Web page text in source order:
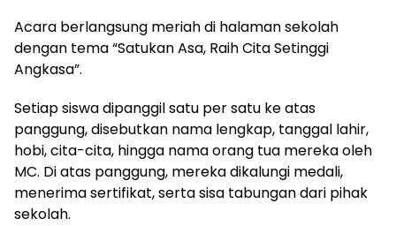
Acara berlangsung meriah di halaman sekolah
dengan tema “Satukan Asa, Raih Cita Setinggi
Angkasa”.
Setiap siswa dipanggil satu per satu ke atas
panggung, disebutkan nama lengkap, tanggal lahir,
hobi, cita-cita, hingga nama orang tua mereka oleh
MC. Di atas panggung, mereka dikalungi medali,
menerima sertifikat, serta sisa tabungan dari pihak
sekolah.